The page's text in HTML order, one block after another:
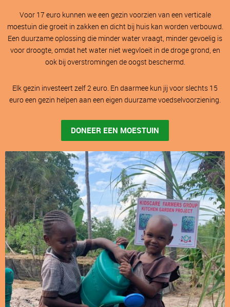
Voor 17 euro kunnen we een gezin voorzien van een verticale
moestuin die groeit in zakken en dicht bij huis kan worden verbouwd.
Een duurzame oplossing die minder water vraagt, minder gevoelig is
voor droogte, omdat het water niet wegvloeit in de droge grond, en
ook bij overstromingen de oogst beschermd.
Elk gezin investeert zelf 2 euro. En daarmee kun jij voor slechts 15
euro een gezin helpen aan een eigen duurzame voedselvoorziening.
DONEER EEN MOESTUIN